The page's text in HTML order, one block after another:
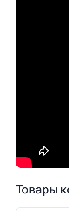
Товары